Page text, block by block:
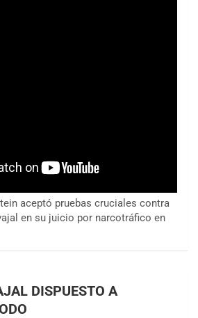
aceptó pruebas cruciales contra
en su juicio por narcotráfico en
DISPUESTO A